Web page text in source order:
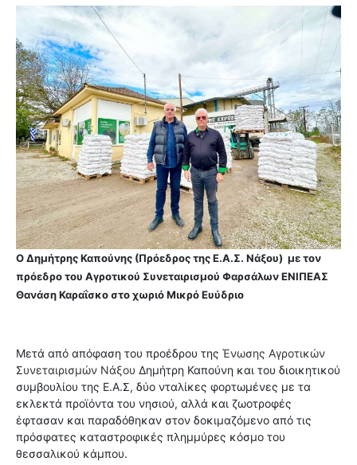
Ο Δημήτρης Καπούνης (Πρόεδρος της Ε.Α.Σ. Νάξου) με τον
πρόεδρο του Αγροτικού Συνεταιρισμού Φαρσάλων ΕΝΙΠΕΑΣ
Θανάση Καραΐσκο στο χωριό Μικρό Ευύδριο
Μετά από απόφαση του προέδρου της Ένωσης Αγροτικών
Συνεταιρισμών Νάξου Δημήτρη Καπούνη και του διοικητικού
συμβουλίου της Ε.Α.Σ, δύο νταλίκες φορτωμένες με τα
εκλεκτά προϊόντα του νησιού, αλλά και ζωοτροφές
έφτασαν και παραδόθηκαν στον δοκιμαζόμενο από τις
πρόσφατες καταστροφικές πλημμύρες κόσμο του
θεσσαλικού κάμπου.